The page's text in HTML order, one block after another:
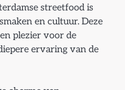
streetfood is
en cultuur. Deze
plezier voor de
ervaring van de